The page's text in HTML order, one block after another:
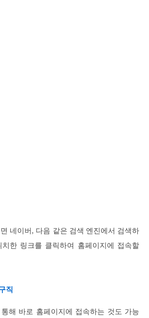
네이버, 다음 같은 검색 엔진에서 검색하
한 링크를 클릭하여 홈페이지에 접속할
직
해 바로 홈페이지에 접속하는 것도 가능